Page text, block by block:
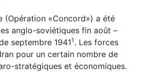
(Opération «Concord») a été
anglo-soviétiques fin août –
septembre 19411 . Les forces
pour un certain nombre de
stratégiques et économiques.